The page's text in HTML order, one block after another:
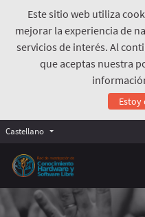
Este sitio web utiliza
mejorar la experiencia de
servicios de interés. Al
que aceptas nuestra
Estoy
Castellano